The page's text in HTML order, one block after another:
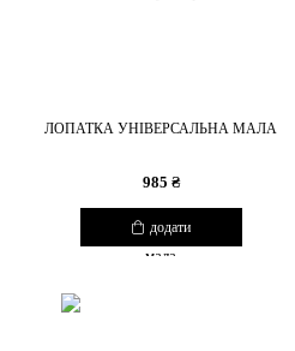
ЛОПАТКА УНІВЕРСАЛЬНА МАЛА
985 ₴
додати